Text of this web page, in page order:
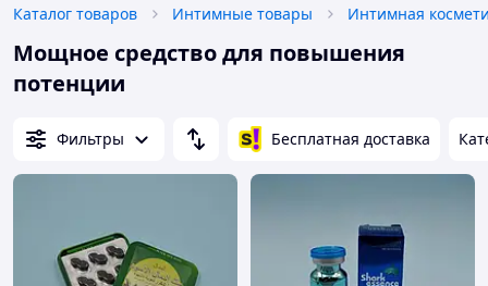
Каталог товаров Интимные товары Интимная
Мощное средство для повышения
потенции
Фильтры Бесплатная доставка